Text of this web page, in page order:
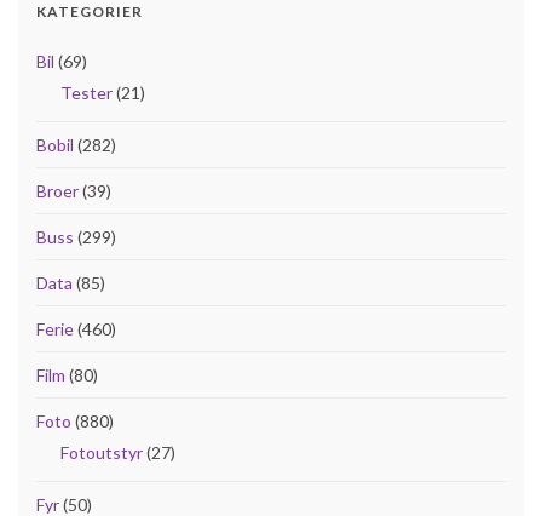
KATEGORIER
Bil (69)
Tester(21)
Bobil (282)
Broer(39)
Buss (299)
Data (85)
Ferie(460)
Film (80)
Foto (880)
Fotoutstyr(27)
Fyr(50)